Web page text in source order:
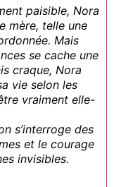
paisible, Nora
mère, telle une
Mais
se cache une
craque, Nora
vie selon les
vraiment elle-
s’interroge des
et le courage
invisibles.